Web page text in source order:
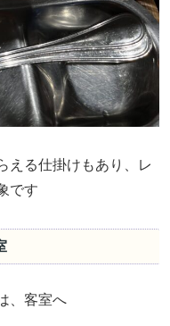
える仕掛けもあり、レ
です
、客室へ